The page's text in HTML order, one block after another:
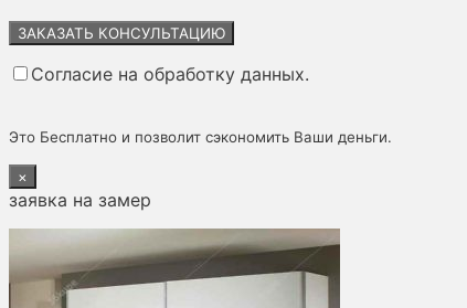
это
пустым.
Согласие на обработку данных.
Это Бесплатно и позволит сэкономить Ваши деньги.
×
заявка на замер